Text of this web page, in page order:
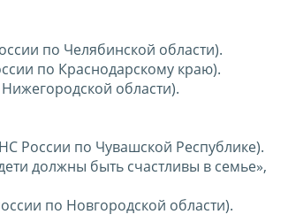
по Челябинской области).
по Краснодарскому краю).
области).
России по Чувашской Республике).
должны быть счастливы в семье»,
по Новгородской области).